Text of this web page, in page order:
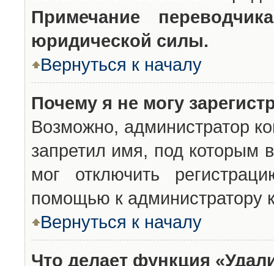
Примечание
юридической силы.
Вернуться к началу
Почему я не могу
Возможно, администратор
запретил имя, под которым
мог отключить
помощью к администратору
Вернуться к началу
Что делает функция